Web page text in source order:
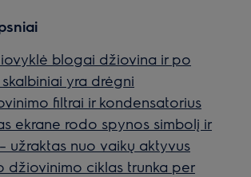
blogai džiovina ir po
yra drėgni
filtrai ir kondensatorius
ekrane rodo spynos simbolį ir
užraktas nuo vaikų aktyvus
džiovinimo ciklas trunka per